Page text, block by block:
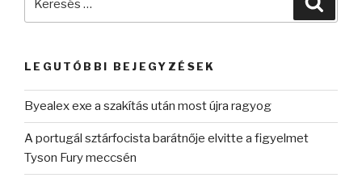
LEGUTÓBBI BEJEGYZÉSEK
Byealex exe a szakítás után most újra ragyog
A portugál sztárfocista barátnője elvitte a figyelmet
Tyson Fury meccsén